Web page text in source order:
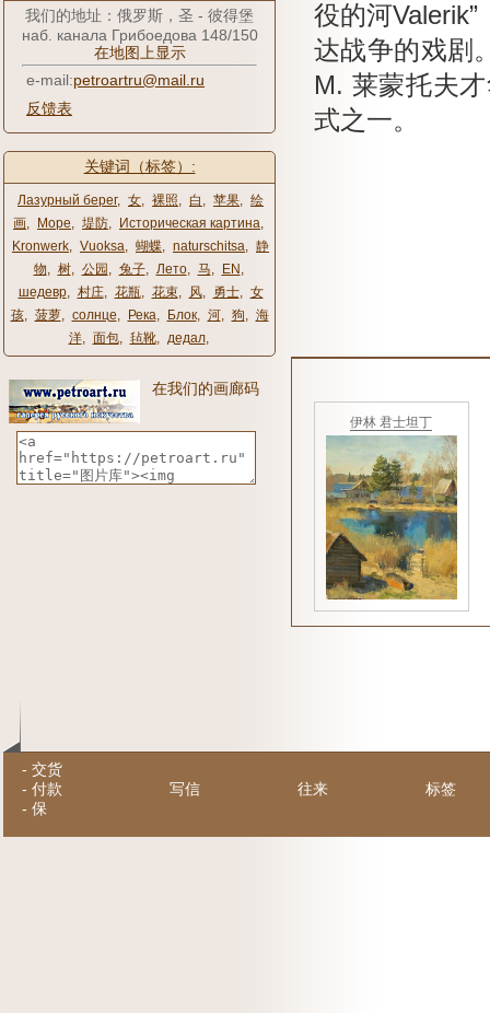
我们的地址：俄罗斯，圣 - 彼得堡
наб. канала Грибоедова 148/150
在地图上显示
e-mail:petroartru@mail.ru
反馈表
关键词（标签）:
Лазурный берег, 女, 裸照, 白 , 苹果, 绘
画, Море, 堤防, Историческая картина,
Kronwerk, Vuoksa, 蝴蝶, naturschitsa, 静
物, 树, 公园 , 兔子, Лето, 马, EN ,
шедевр, 村庄, 花瓶, 花束, 风, 勇士, 女
孩, 菠萝, солнце, Река, Блок, 河, 狗, 海
洋, 面包, 毡靴, дедал,
在我们的画廊码
役的河
达战争的戏剧
M. 莱蒙托夫
式之一。
伊林 君士坦丁
- 交货
- 付款
- 保
写信 往来 标签